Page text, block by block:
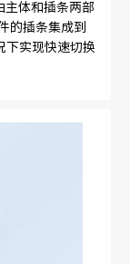
主体和插条两部
的插条集成到
下实现快速切换